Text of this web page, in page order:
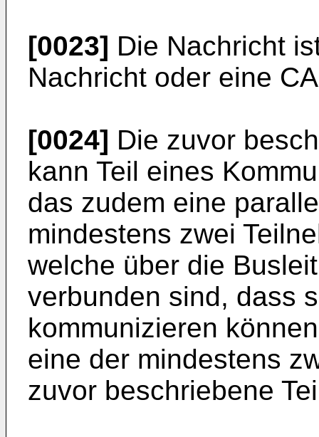
[0023] Die Nachricht
Nachricht oder eine
[0024] Die zuvor
kann Teil eines
das zudem eine
mindestens zwei
welche über die
verbunden sind, dass
kommunizieren
eine der mindestens
zuvor beschriebene